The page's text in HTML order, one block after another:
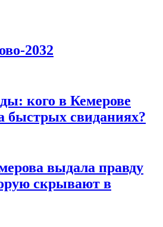
2032
кого в Кемерове
быстрых свиданиях?
выдала правду
скрывают в